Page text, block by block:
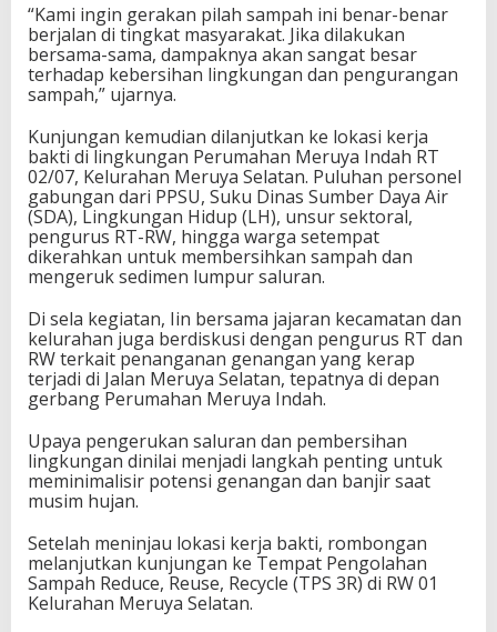
“Kami ingin gerakan pilah sampah ini benar-benar
berjalan di tingkat masyarakat. Jika dilakukan
bersama-sama, dampaknya akan sangat besar
terhadap kebersihan lingkungan dan pengurangan
sampah,” ujarnya.
Kunjungan kemudian dilanjutkan ke lokasi kerja
bakti di lingkungan Perumahan Meruya Indah RT
02/07, Kelurahan Meruya Selatan. Puluhan personel
gabungan dari PPSU, Suku Dinas Sumber Daya Air
(SDA), Lingkungan Hidup (LH), unsur sektoral,
pengurus RT-RW, hingga warga setempat
dikerahkan untuk membersihkan sampah dan
mengeruk sedimen lumpur saluran.
Di sela kegiatan, Iin bersama jajaran kecamatan dan
kelurahan juga berdiskusi dengan pengurus RT dan
RW terkait penanganan genangan yang kerap
terjadi di Jalan Meruya Selatan, tepatnya di depan
gerbang Perumahan Meruya Indah.
Upaya pengerukan saluran dan pembersihan
lingkungan dinilai menjadi langkah penting untuk
meminimalisir potensi genangan dan banjir saat
musim hujan.
Setelah meninjau lokasi kerja bakti, rombongan
melanjutkan kunjungan ke Tempat Pengolahan
Sampah Reduce, Reuse, Recycle (TPS 3R) di RW 01
Kelurahan Meruya Selatan.